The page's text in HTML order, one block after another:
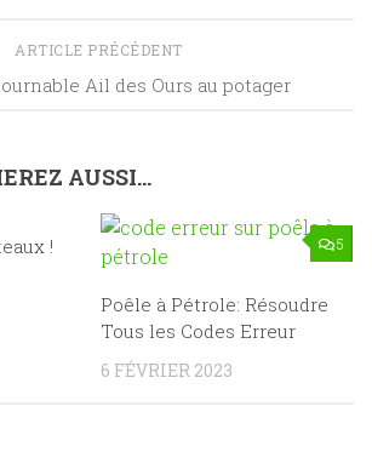
ARTICLE PRÉCÉDENT
Ail des Ours au potager
AUSSI...
! 5
Poêle à Pétrole: Résoudre
Tous les Codes Erreur
6 FÉVRIER 2023